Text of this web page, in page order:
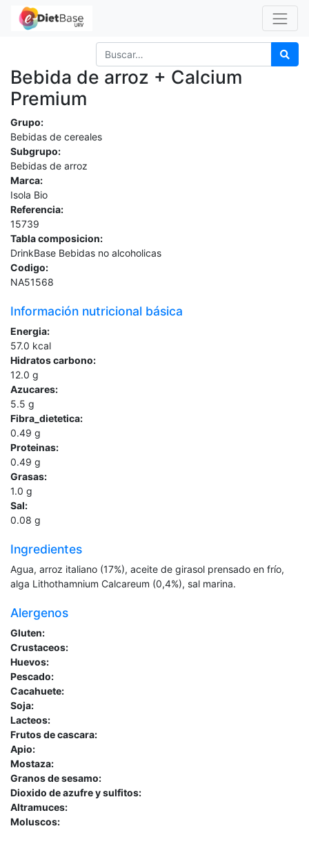
Bebida de arroz + Calcium
Premium
Grupo:
Bebidas de cereales
Subgrupo:
Bebidas de arroz
Marca:
Isola Bio
Referencia:
15739
Tabla composicion:
DrinkBase Bebidas no alcoholicas
Codigo:
NA51568
Información nutricional básica
Energia:
57.0 kcal
Hidratos carbono:
12.0 g
Azucares:
5.5 g
Fibra_dietetica:
0.49 g
Proteinas:
0.49 g
Grasas:
1.0 g
Sal:
0.08 g
Ingredientes
Agua, arroz italiano (17%), aceite de girasol prensado en frío,
alga Lithothamnium Calcareum (0,4%), sal marina.
Alergenos
Gluten:
Crustaceos:
Huevos:
Pescado:
Cacahuete:
Soja:
Lacteos:
Frutos de cascara:
Apio:
Mostaza:
Granos de sesamo:
Dioxido de azufre y sulfitos:
Altramuces:
Moluscos: